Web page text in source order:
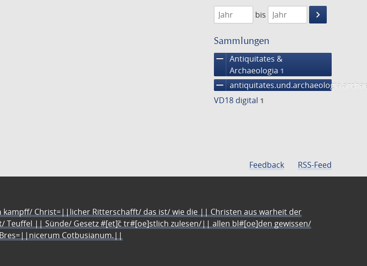
1768
1769
bis
keyboard_arrow_right
Suche
Sammlungen
remove Antiquitates &
Archaeologia 1
remove
VD18 digital 1
Feedback RSS-Feed
Christ=||licher Ritterschafft/ das ist/ wie die || Christen aus warheit der
|| Sünde/ Gesetz #[et]c̃ tr#[oe]stlich zulesen/|| allen bl#[oe]den gewissen/
Cotbusianum.||